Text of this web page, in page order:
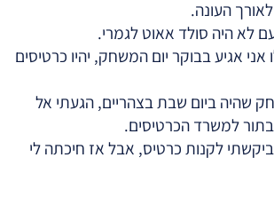
העונה.
לא היה סולד אאוט לגמרי.
אני אגיע בבוקר יום המשחק, יהיו כרטיסים
שהיה ביום שבת בצהריים, הגעתי אל
למשרד הכרטיסים.
לקנות כרטיס, אבל אז חיכתה לי